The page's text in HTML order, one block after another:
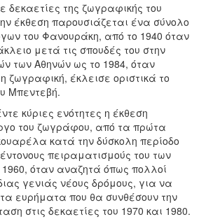
δεκαετίες της ζωγραφικής του
έκθεση παρουσιάζεται ένα σύνολο
του Φανουράκη, από το 1940 όταν
μετά τις σπουδές του στην
των Αθηνών ως το 1984, όταν
ζωγραφική, έκλεισε οριστικά το
Μπεντεβή.
κύριες ενότητες η έκθεση
του ζωγράφου, από τα πρώτα
κατά την δύσκολη περίοδο
πειραματισμούς του των
1960, όταν αναζητά όπως πολλοί
γενιάς νέους δρόμους, για να
ευρήματα που θα συνθέσουν την
στις δεκαετίες του 1970 και 1980.